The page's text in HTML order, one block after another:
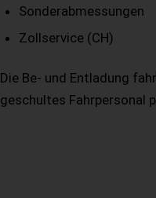
Sonderabmessungen
Zollservice (CH)
Die Be- und Entladung
geschultes Fahrpersonal